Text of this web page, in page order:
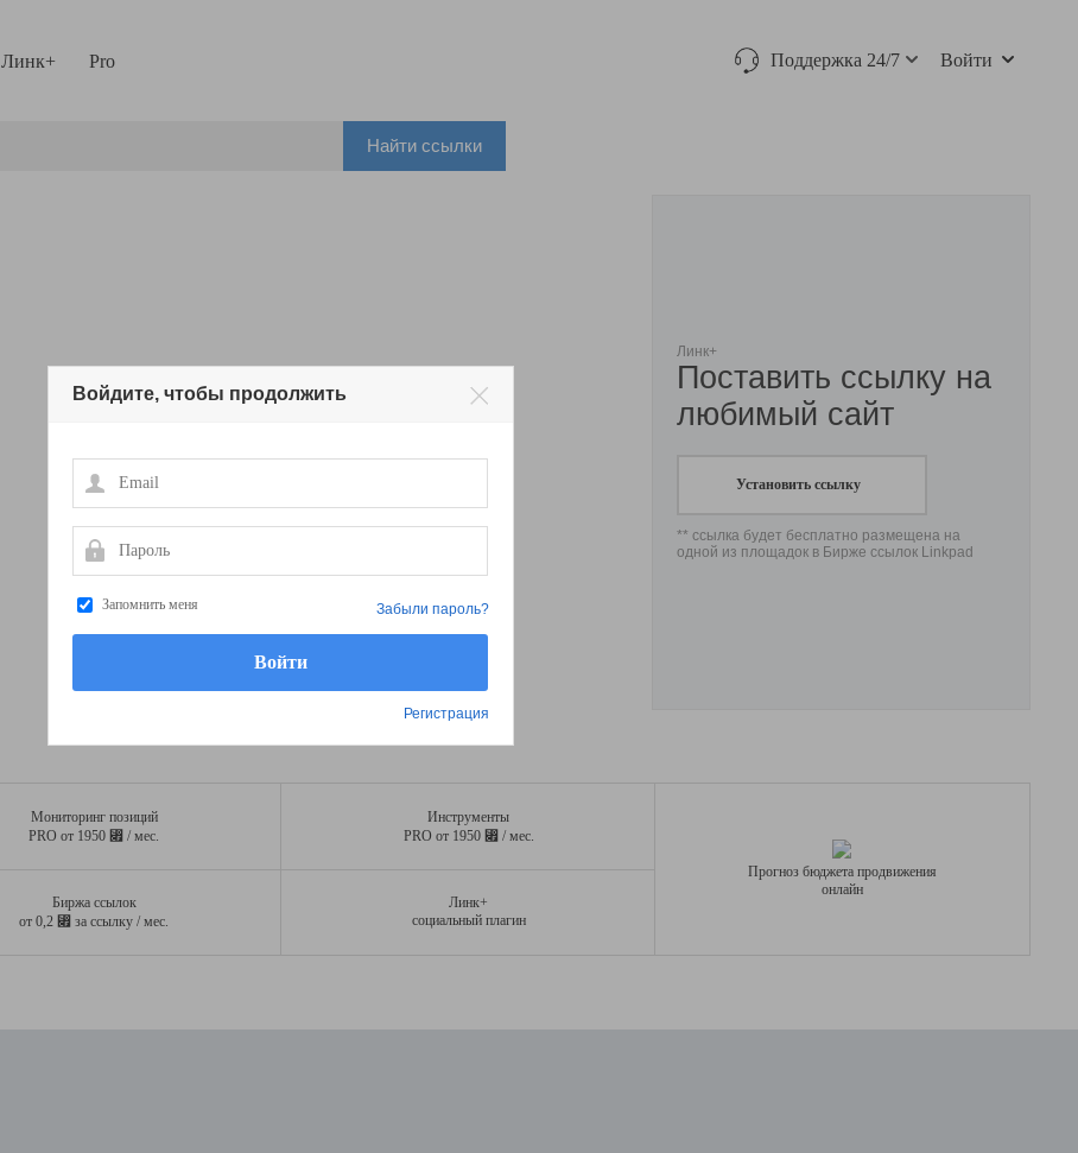
Линк+ Pro Поддержка 24/7 Войти
Найти ссылки
Линк+
Поставить ссылку на
любимый сайт
Установить ссылку
** ссылка будет бесплатно размещена на
одной из площадок в Бирже ссылок Linkpad
Мониторинг позиций
PRO от 1950 ⃏ / мес.
Инструменты
PRO от 1950 ⃏ / мес.
Биржа ссылок
от 0,2 ⃏ за ссылку / мес.
Линк+
социальный плагин
Прогноз бюджета продвижения
онлайн
Войдите, чтобы продолжить
Email
Пароль
Запомнить меня
Регистрация
Забыли пароль?